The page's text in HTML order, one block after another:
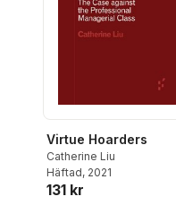
Virtue Hoarders
Catherine Liu
Häftad, 2021
131 kr